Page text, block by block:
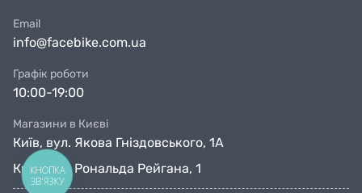
Email
info@facebike.com.ua
Графік роботи
10:00-19:00
Магазини в Києві
Київ, вул. Якова Гніздовського, 1А
Київ, вул. Рональда Рейгана, 1
КНОПКА
ЗВ'ЯЗКУ